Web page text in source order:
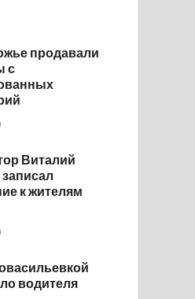
продавали
с
Виталий
к жителям
водителя